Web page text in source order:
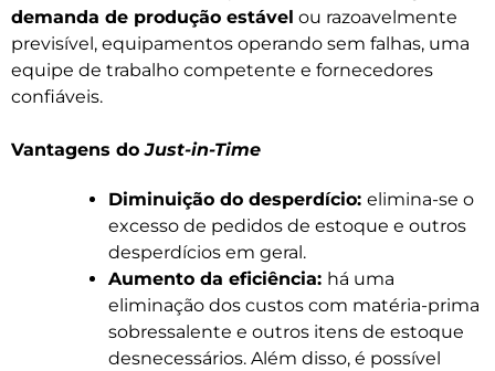
demanda de produção estável ou razoavelmente
previsível, equipamentos operando sem falhas, uma
equipe de trabalho competente e fornecedores
confiáveis.
Vantagens doJust-in-Time
Diminuição do desperdício: elimina-se o
excesso de pedidos de estoque e outros
desperdícios em geral.
Aumento da eficiência: há uma
eliminação dos custos com matéria-prima
sobressalente e outros itens de estoque
desnecessários. Além disso, é possível